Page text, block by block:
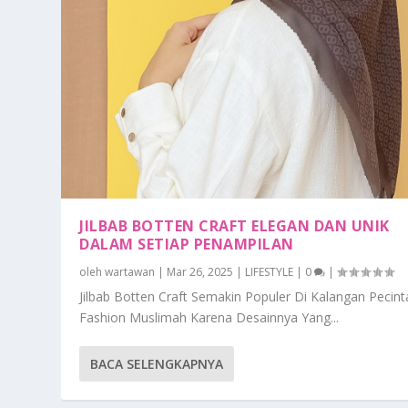
JILBAB BOTTEN CRAFT ELEGAN DAN UNIK
DALAM SETIAP PENAMPILAN
olehwartawan | Mar 26, 2025 | LIFESTYLE | 0 |
Jilbab Botten Craft Semakin Populer Di Kalangan
Fashion Muslimah Karena Desainnya Yang...
BACA SELENGKAPNYA